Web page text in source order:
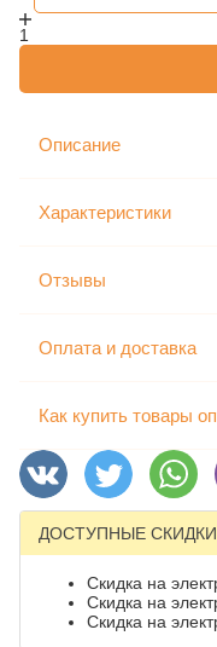
1
Описание
Характеристики
Отзывы
Оплата и доставка
Как купить товары
ДОСТУПНЫЕ СКИДКИ
Скидка на
Скидка на
Скидка на